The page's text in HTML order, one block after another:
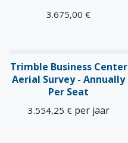
3.675,00 €
Trimble Business Center
Aerial Survey - Annually
Per Seat
3.554,25 € per jaar